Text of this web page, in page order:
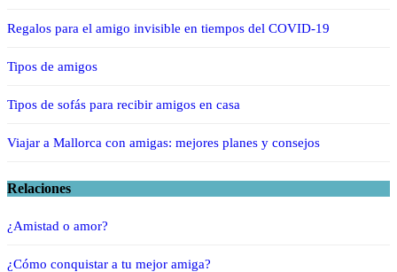
Regalos para el amigo invisible en tiempos del COVID-19
Tipos de amigos
Tipos de sofás para recibir amigos en casa
Viajar a Mallorca con amigas: mejores planes y consejos
Relaciones
¿Amistad o amor?
¿Cómo conquistar a tu mejor amiga?